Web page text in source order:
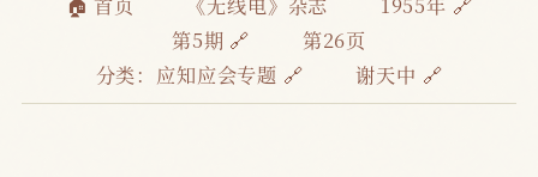
第5期 🔗
第26页
分类： 应知应会专题 🔗 谢天中 🔗